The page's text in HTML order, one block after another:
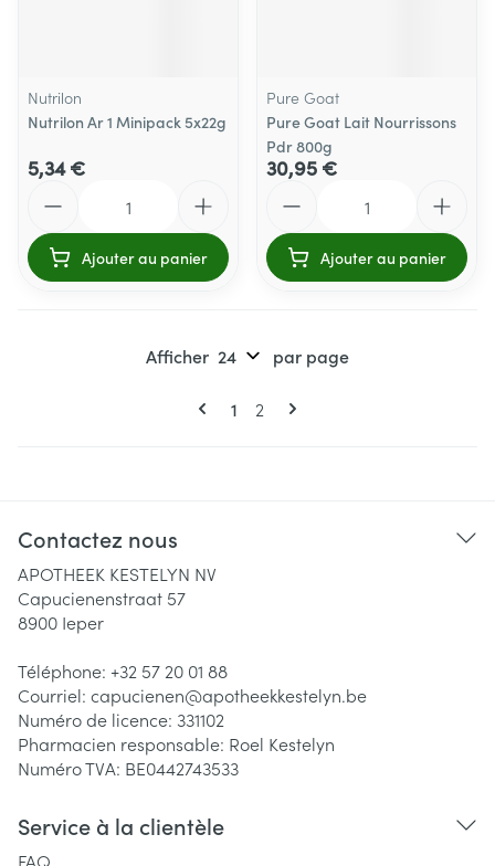
Nutrilon
Nutrilon Ar 1 Minipack 5x22g
5,34 €
Ajouter au panier
Pure Goat
Pure Goat Lait Nourrissons
Pdr 800g
30,95 €
Ajouter au panier
Pages
Vous lisez actuellement la page
1 Page
2
Afficher par page
Contactez nous
APOTHEEK KESTELYN NV
Capucienenstraat 57
8900 Ieper
Téléphone: +32 57 20 01 88
Courriel: capucienen@apotheekkestelyn.be
Numéro de licence: 331102
Pharmacien responsable: Roel Kestelyn
Numéro TVA: BE0442743533
Service à la clientèle
FAQ